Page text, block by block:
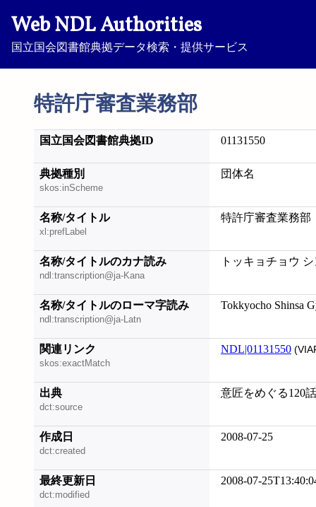
Web NDL Authorities
国立国会図書館典拠データ検索・提供サービス
特許庁審査業務部
国立国会図書館典拠ID 01131550
典拠種別
skos:inScheme
団体名
名称/タイトル
xl:prefLabel
特許庁審査業務部
名称/タイトルのカナ読み
ndl:transcription@ja-Kana
トッキョチョウ
名称/タイトルのローマ字読み
ndl:transcription@ja-Latn
Tokkyocho Shinsa
関連リンク
skos:exactMatch
NDL|01131550
出典
dct:source
意匠をめぐる120
作成日
dct:created
2008-07-25
最終更新日
dct:modified
2008-07-